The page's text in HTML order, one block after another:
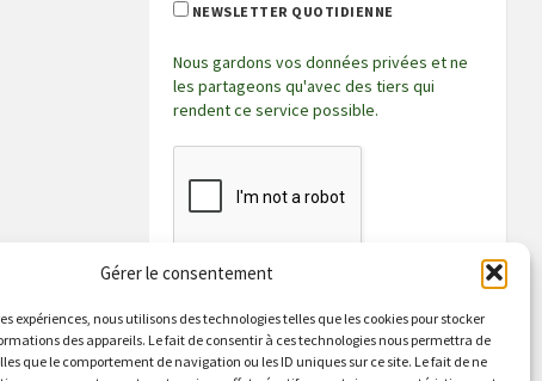
Gérer le consentement
expériences, nous utilisons des technologies telles que les cookies pour stocker
des appareils. Le fait de consentir à ces technologies nous permettra de
que le comportement de navigation ou les ID uniques sur ce site. Le fait de ne
NEWSLETTER QUOTIDIENNE
Nous gardons vos données privées et ne
les partageons qu'avec des tiers qui
rendent ce service possible.